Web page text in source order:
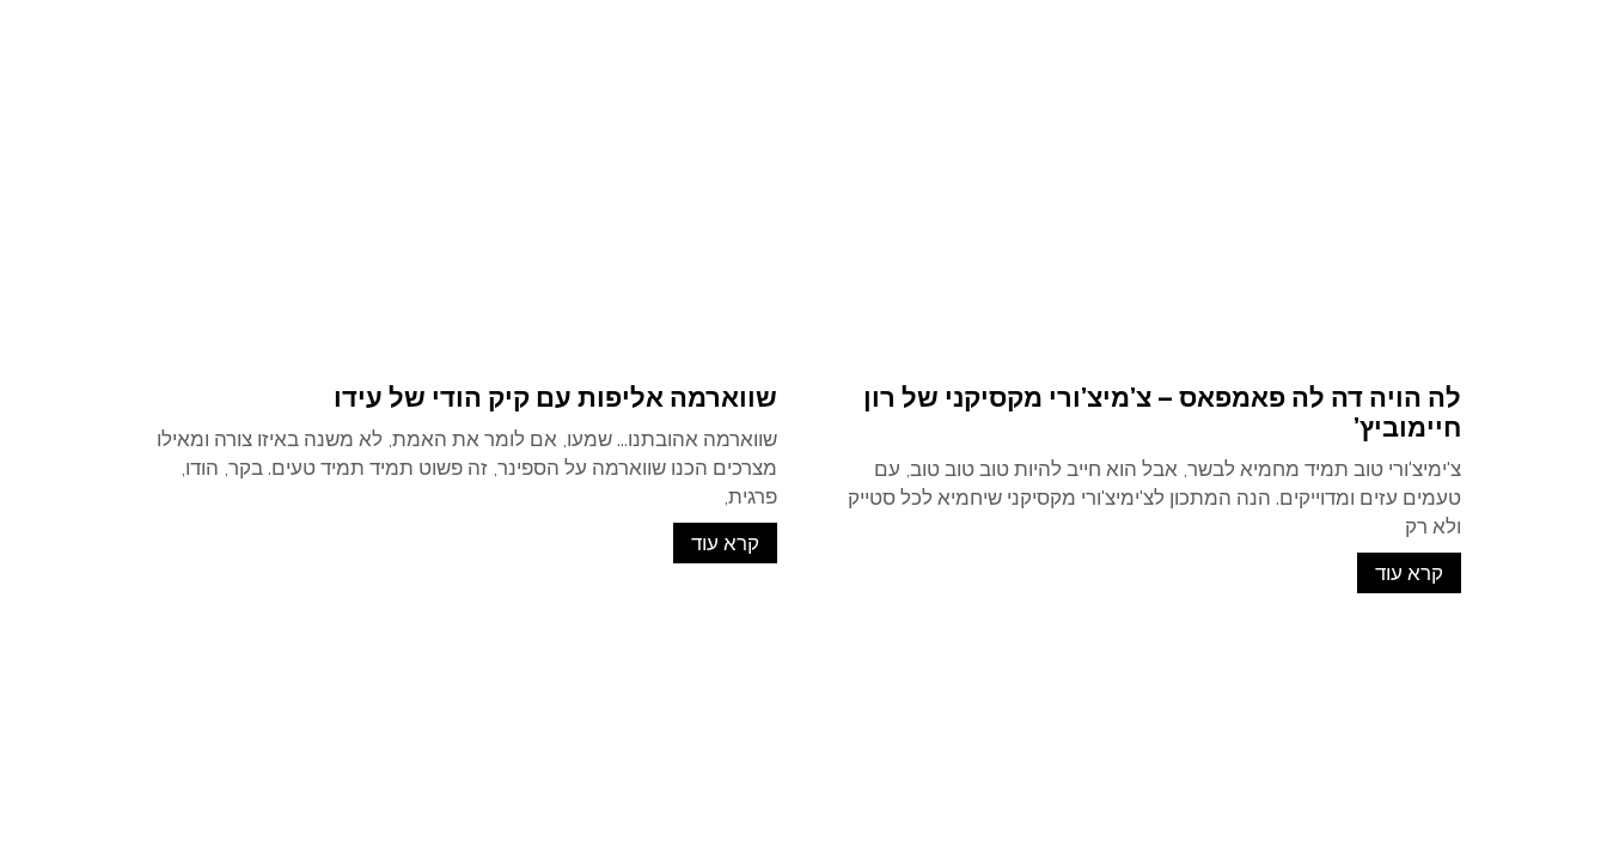
שווארמה אליפות עם קיק הודי של עידו
שווארמה אהובתנו... שמעו, אם לומר את האמת, לא משנה באיזו צורה ומאילו
מצרכים הכנו שווארמה על הספינר, זה פשוט תמיד תמיד טעים. בקר, הודו,
פרגית,
קרא עוד
לה הויה דה לה פאמפאס – צ’מיצ’ורי מקסיקני של רון
חיימוביץ’
צ'ימיצ'ורי טוב תמיד מחמיא לבשר, אבל הוא חייב להיות טוב טוב טוב, עם
טעמים עזים ומדוייקים. הנה המתכון לצ'ימיצ'ורי מקסיקני שיחמיא לכל סטייק
ולא רק
קרא עוד